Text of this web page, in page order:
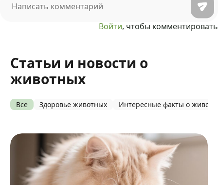
Войти, чтобы комментировать
Статьи и новости о
животных
Все Здоровье животных Интересные факты о